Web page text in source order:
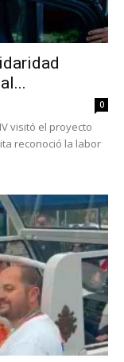
0
visitó el proyecto
reconoció la labor